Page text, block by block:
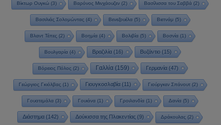
Βίκτωρ Ουγκώ (3) Βαρόνος Μινχάουζεν (2) Βασίλισσα του Σαββά (2)
Βασιλιάς Σολομώντας (4) Βενεζουέλα(5) Βιετνάμ (5)
Βλαντ Τέπες (2) Βοημία (4) Βολιβία (5) Βοσνία (1)
Βουλγαρία (4) Βραζιλία (16) Βυζάντιο (15)
Βόρειος Πόλος (2) Γαλλία(159) Γερμανία(47)
Γεώργιος Γκιόλβας (1) Γιουγκοσλαβία(11) Γιούργκεν Σπάνουτ(2)
Γουατεμάλα (3) Γουιάνα (1) Γροιλανδία (1) Δανία (5)
Διάστημα (142) Δούκισσα της Πλακεντίας (9) Δράκουλας (2)